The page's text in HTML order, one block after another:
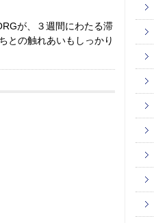
が、３週間にわたる滞
との触れあいもしっかり